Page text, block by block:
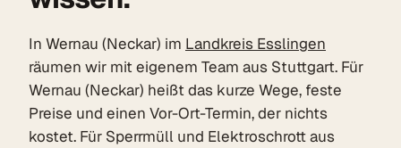
In Wernau (Neckar) im Landkreis Esslingen
räumen wir mit eigenem Team aus Stuttgart. Für
Wernau (Neckar) heißt das kurze Wege, feste
Preise und einen Vor-Ort-Termin, der nichts
kostet. Für Sperrmüll und Elektroschrott aus